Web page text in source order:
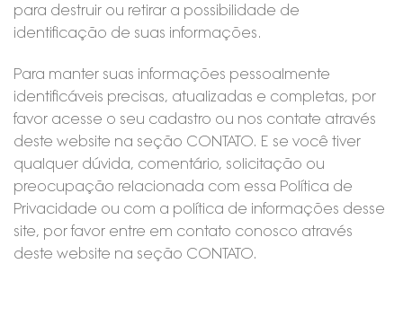
para destruir ou retirar a possibilidade de
identificação de suas informações.
Para manter suas informações pessoalmente
identificáveis precisas, atualizadas e completas, por
favor acesse o seu cadastro ou nos contate através
deste website na seção CONTATO. E se você tiver
qualquer dúvida, comentário, solicitação ou
preocupação relacionada com essa Política de
Privacidade ou com a política de informações desse
site, por favor entre em contato conosco através
deste website na seção CONTATO.